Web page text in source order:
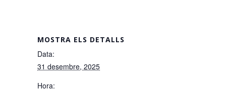
MOSTRA ELS DETALLS
Data:
31 desembre, 2025
Hora: